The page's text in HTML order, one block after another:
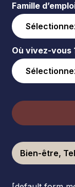
Famille
Où vivez-vous
Bien-être,